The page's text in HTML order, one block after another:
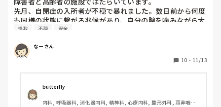
先月、自閉症の入所者が不穏で暴れました。数日前から何度
も同様の状態に繋がる兆候があり、自分の腕を噛みながら大
声で叫んで走り回り、興奮がエスカレートしたのちに、他の
が床に頭を強打して病院に行きました。結果、打ち所が悪け
れば危なかったけど、今のところは所見なしで経過観察とな
事故の2日前にも同様の興奮と他の入所者に掴みかかる行為
があり、私と他の介護職員でおさえて事故にならずにすみま
怪我 不穏 安全
なーさん
10 ・ 11/13
butterfly
内科, 呼吸器科, 消化器内科, 精神科, 心療内科, 整形外科, 耳鼻咽喉